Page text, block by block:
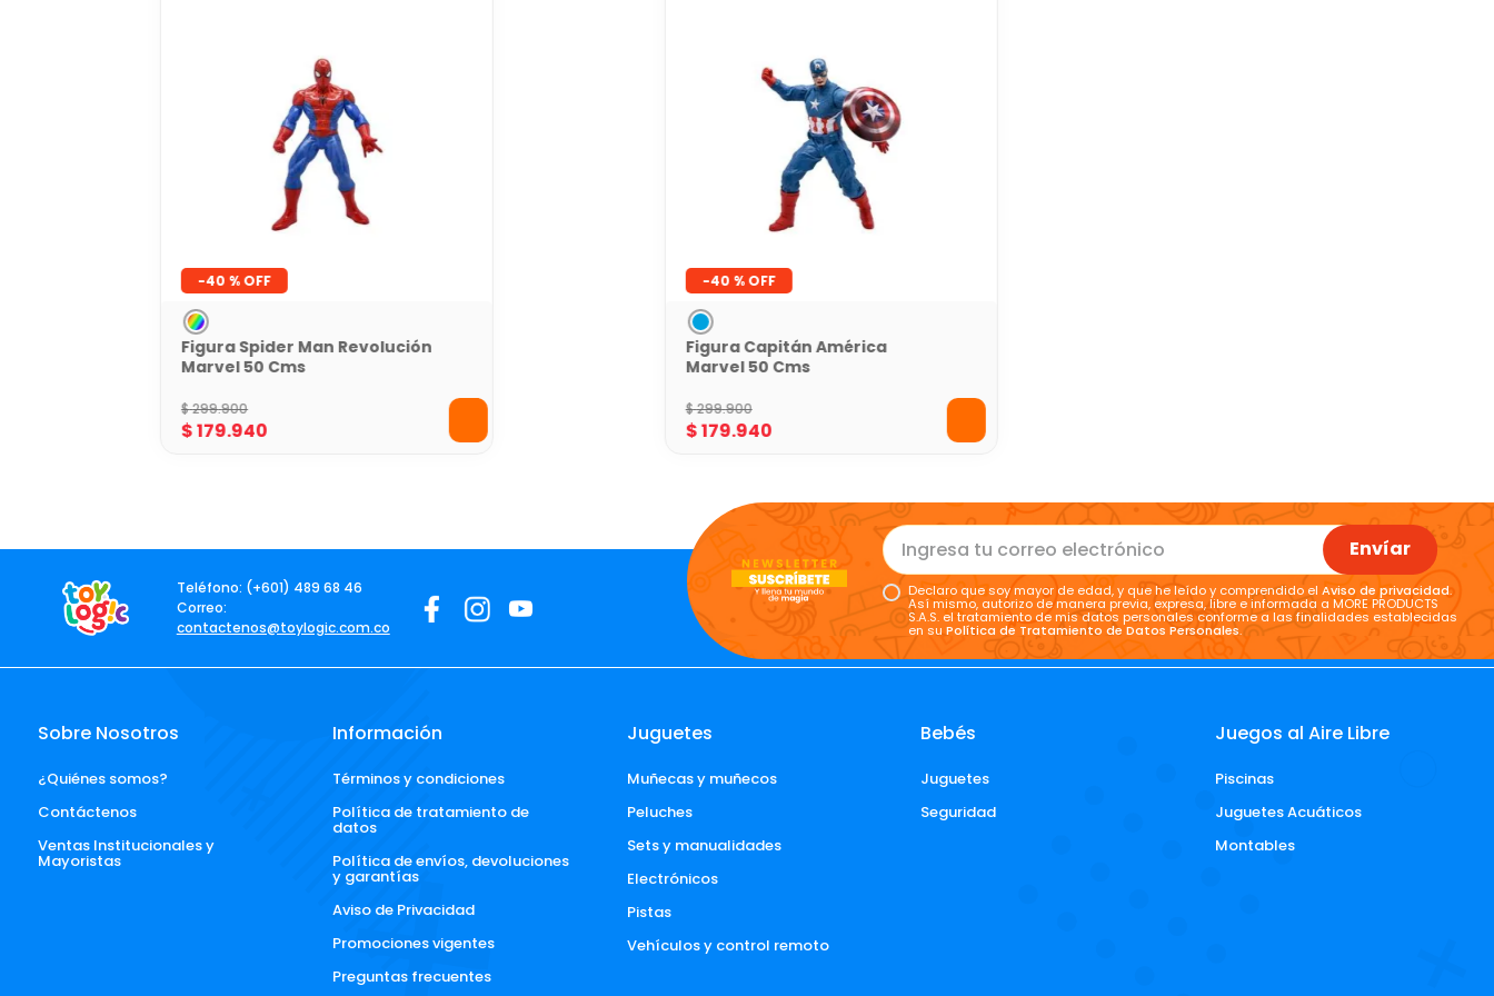
-40 %
Figura Spider Man Revolución
Marvel 50 Cms
$299.900
$179.940
-40 %
Figura Capitán América
Marvel 50 Cms
$299.900
$179.940
Teléfono: (+601) 489 68 46
Correo:
contactenos@toylogic.com.co
Envíar
Declaro que soy mayor de edad, y que he leído y comprendido elAviso de privacidad.
Así mismo, autorizo de manera previa, expresa, libre e informada a MORE PRODUCTS
S.A.S. el tratamiento de mis datos personales conforme a las finalidades establecidas
en suPolítica de Tratamiento de Datos Personales.
Sobre Nosotros
¿Quiénes somos?
Contáctenos
Ventas Institucionales y
Mayoristas
Información
Términos y condiciones
Política de tratamiento de
datos
Política de envíos, devoluciones
y garantías
Aviso de Privacidad
Promociones vigentes
Preguntas frecuentes
Juguetes
Muñecas y muñecos
Peluches
Sets y manualidades
Electrónicos
Pistas
Vehículos y control remoto
Bebés
Juguetes
Seguridad
Juegos al Aire Libre
Piscinas
Juguetes Acuáticos
Montables